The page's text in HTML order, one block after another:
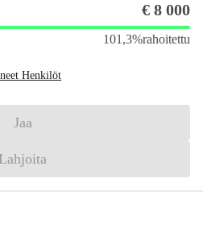
€ 8 000
101,3%rahoitettu
Henkilöt
Jaa
Lahjoita